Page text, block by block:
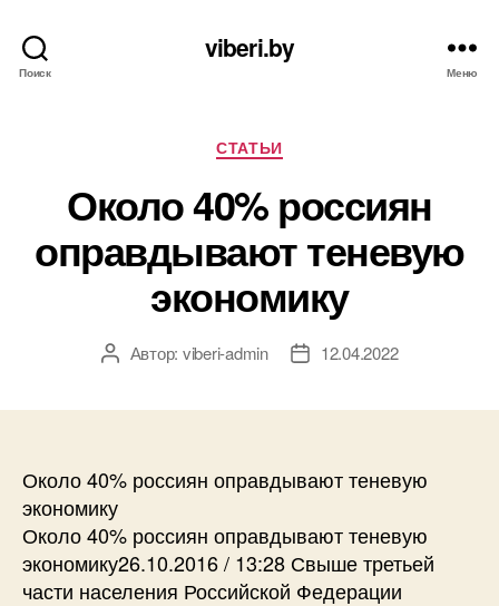
Поиск
viberi.by
Меню
Рубрики
СТАТЬИ
Около 40% россиян
оправдывают теневую
экономику
АвторАвтор: viberi-admin
Дата12.04.2022
Около 40% россиян оправдывают теневую
экономику
Около 40% россиян оправдывают теневую
экономику26.10.2016 / 13:28 Свыше третьей
части населения Российской Федерации